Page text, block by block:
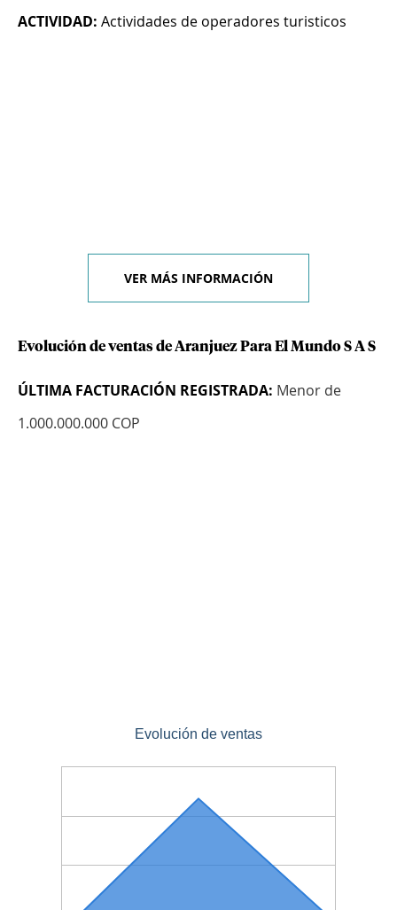
ACTIVIDAD: Actividades de operadores turisticos
VER MÁS INFORMACIÓN
Evolución de ventas de Aranjuez Para El Mundo S A S
ÚLTIMA FACTURACIÓN REGISTRADA: Menor de
1.000.000.000 COP
Evolución de ventas